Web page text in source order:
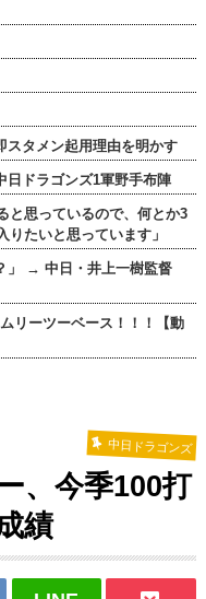
スタメン起用理由を明かす
ドラゴンズ1軍野手布陣
と思っているので、何とか3
たいと思っています」
」 → 中日・井上一樹監督
リーツーベース！！！【動
中日ドラゴンズ
、今季100打
績